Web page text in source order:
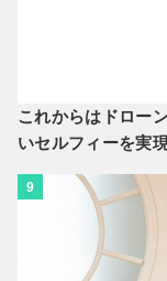
これからはドロー
いセルフィーを実
9